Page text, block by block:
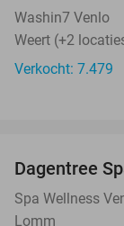
Washin7 Venlo
Weert (+2
Verkocht: 7.479
Dagentree
Spa Wellness
Lomm